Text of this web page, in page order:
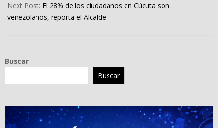
Next Post: El 28% de los ciudadanos en Cúcuta son
venezolanos, reporta el Alcalde
Buscar
Buscar